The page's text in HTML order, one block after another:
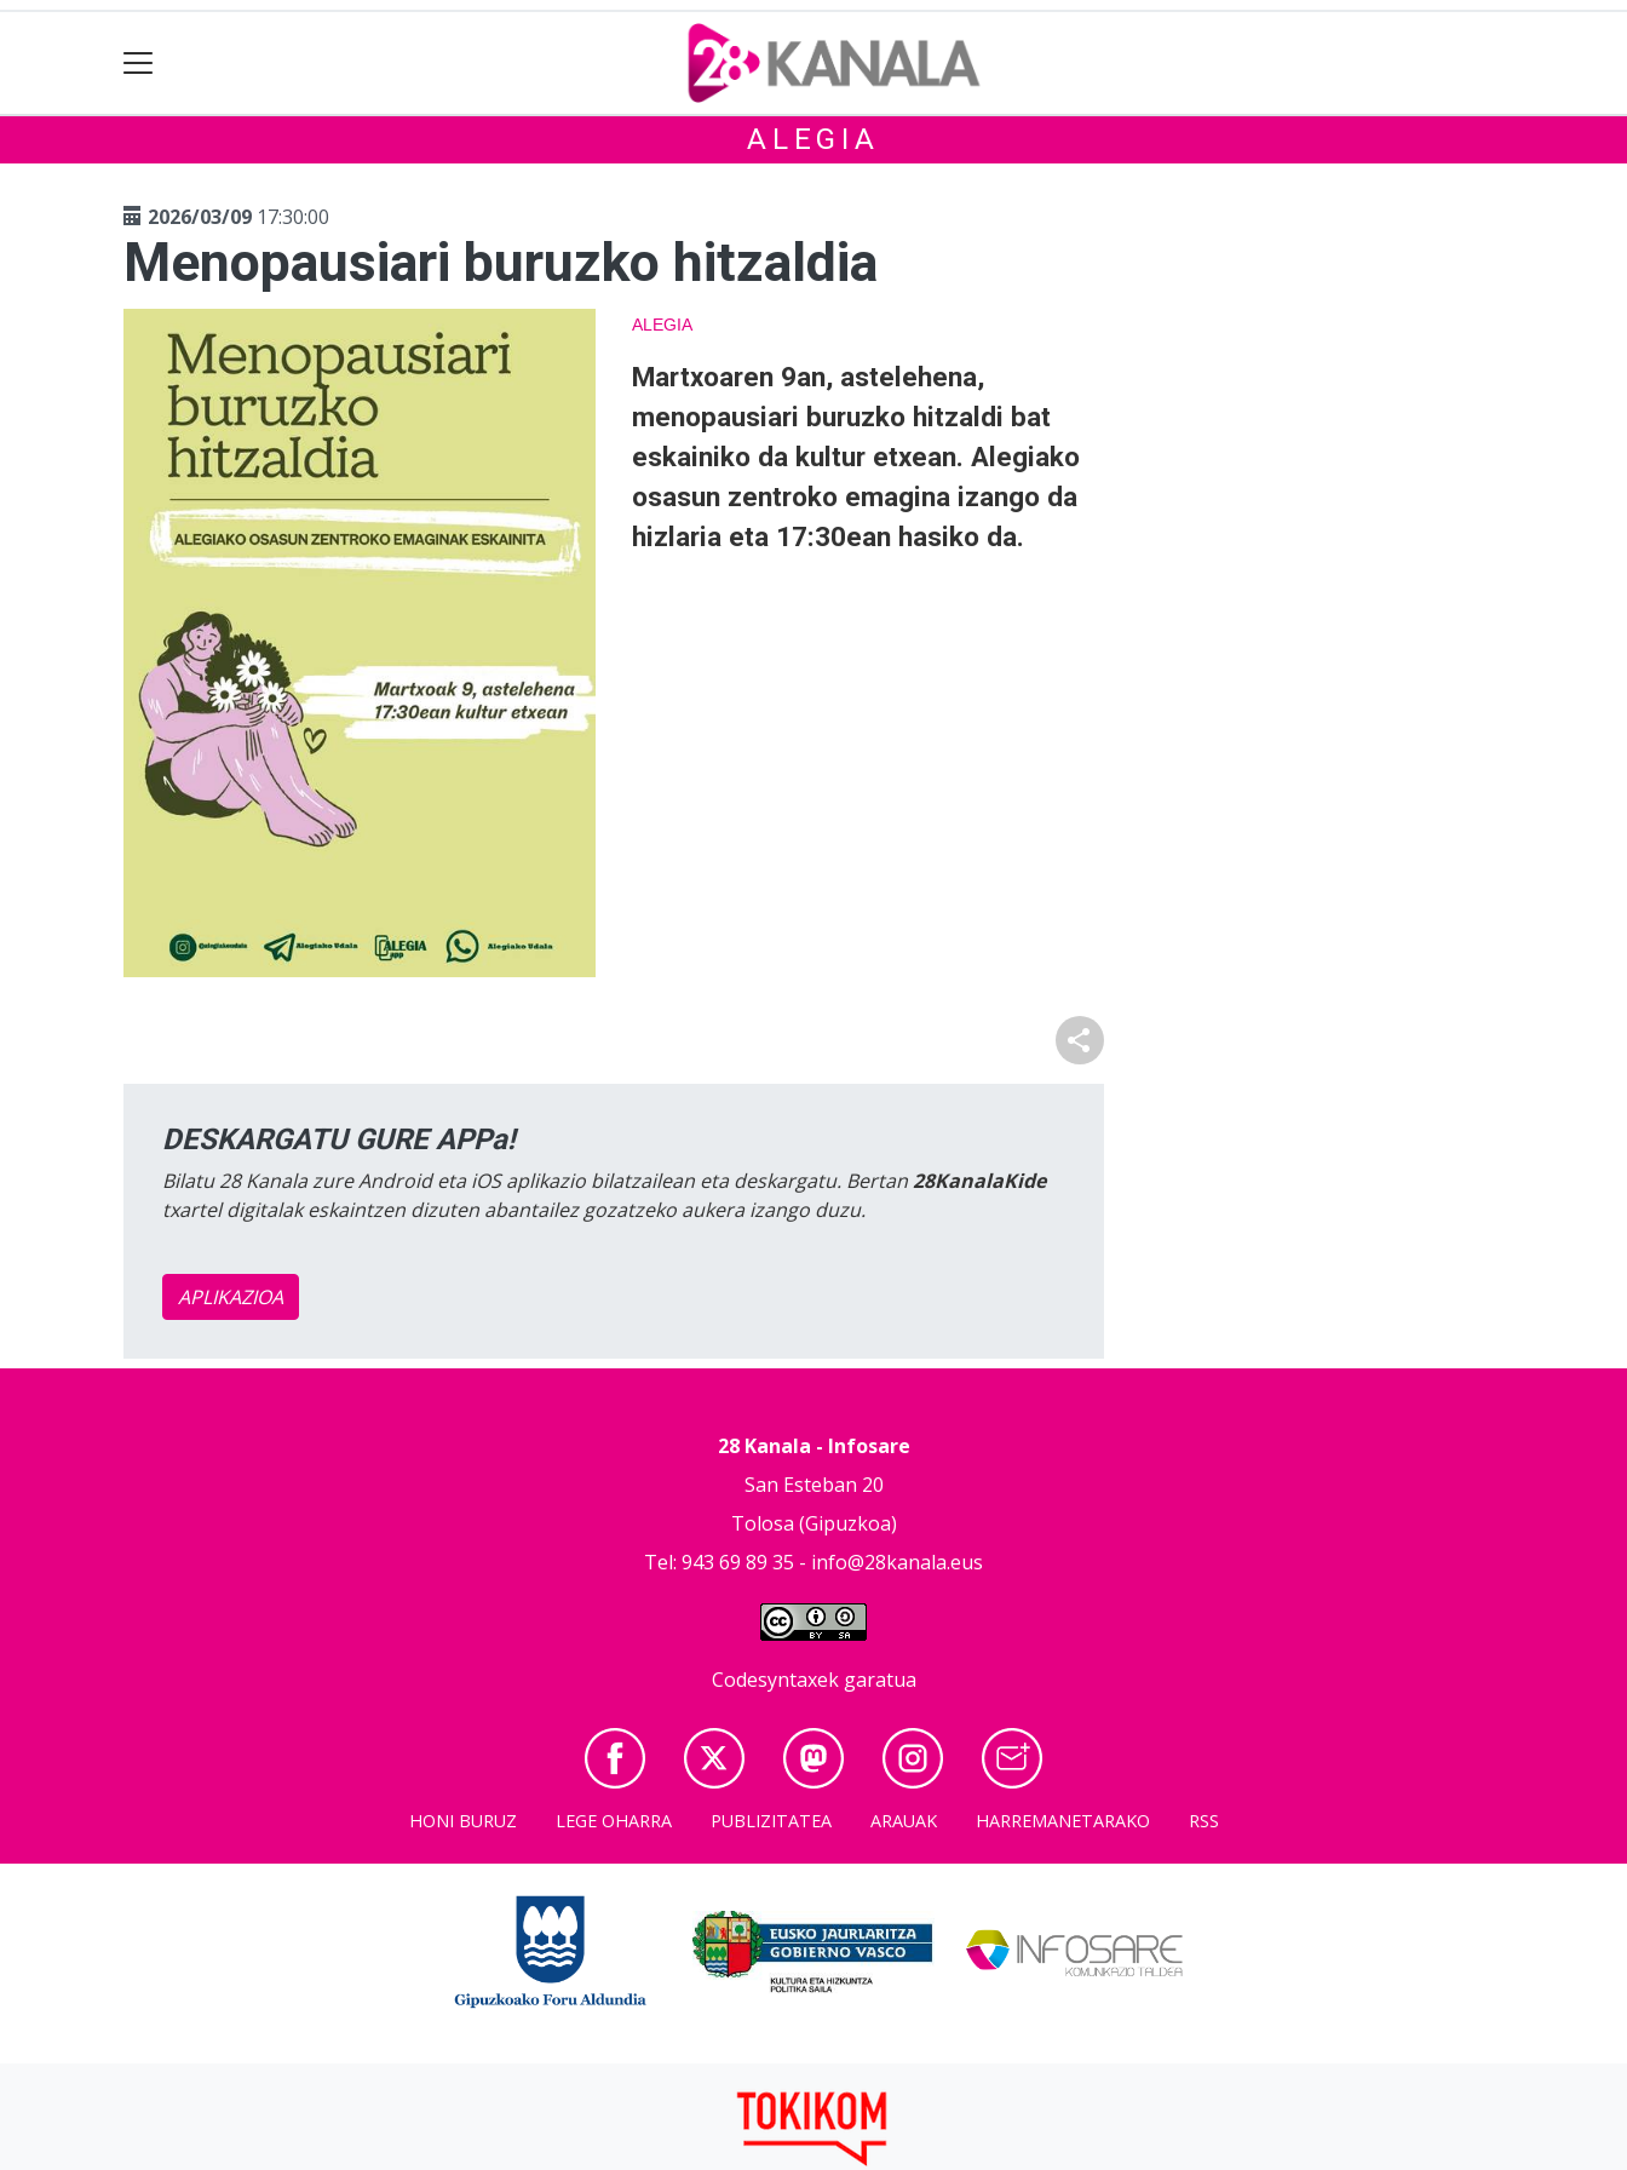
ALEGIA
2026/03/09 17:30:00
Menopausiari buruzko hitzaldia
ALEGIA
Martxoaren 9an, astelehena,
menopausiari buruzko hitzaldi bat
eskainiko da kultur etxean. Alegiako
osasun zentroko emagina izango da
hizlaria eta 17:30ean hasiko da.
DESKARGATU GURE APPa!
Bilatu 28 Kanala zure Android eta iOS aplikazio bilatzailean eta deskargatu. Bertan28KanalaKide
txartel digitalak eskaintzen dizuten abantailez gozatzeko aukera izango duzu.
APLIKAZIOA
28 Kanala - Infosare
San Esteban 20
Tolosa (Gipuzkoa)
Tel: 943 69 89 35 - info@28kanala.eus
Codesyntaxek garatua
HONI BURUZ LEGE OHARRA PUBLIZITATEA ARAUAK HARREMANETARAKO RSS